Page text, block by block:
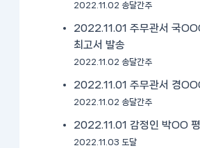
2022.11.02 송달간주
2022.11.01 주무관서 국
최고서 발송
2022.11.02 송달간주
2022.11.01 주무관서 경
2022.11.02 송달간주
2022.11.01 감정인 박OO
2022.11.03 도달